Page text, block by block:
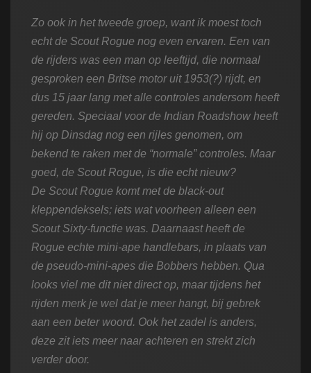
Zo ook in het tweede groep, want ik moest toch
echt de Scout Rogue nog even ervaren. Een van
de rijders was een man op leeftijd, die normaal
gesproken een Britse motor uit 1953(?) rijdt, en
dus 15 jaar lang met alle controles andersom heeft
gereden. Speciaal voor de Indian Roadshow heeft
hij op Dinsdag nog een rijles genomen, om
bekend te raken met de “normale” controles. Maar
goed, de Scout Rogue, is die echt nieuw?
De Scout Rogue komt met de black-out
kleppendeksels; iets wat voorheen alleen een
Scout Sixty-functie was. Daarnaast heeft de
Rogue echte mini-ape handlebars, in plaats van
de pseudo-mini-apes die Bobbers hebben. Qua
looks viel me dit niet direct op, maar tijdens het
rijden merk je wel dat je meer hangt, bij gebrek
aan een beter woord. Ook het zadel is anders,
deze zit iets meer naar achteren en strekt zich
verder door.